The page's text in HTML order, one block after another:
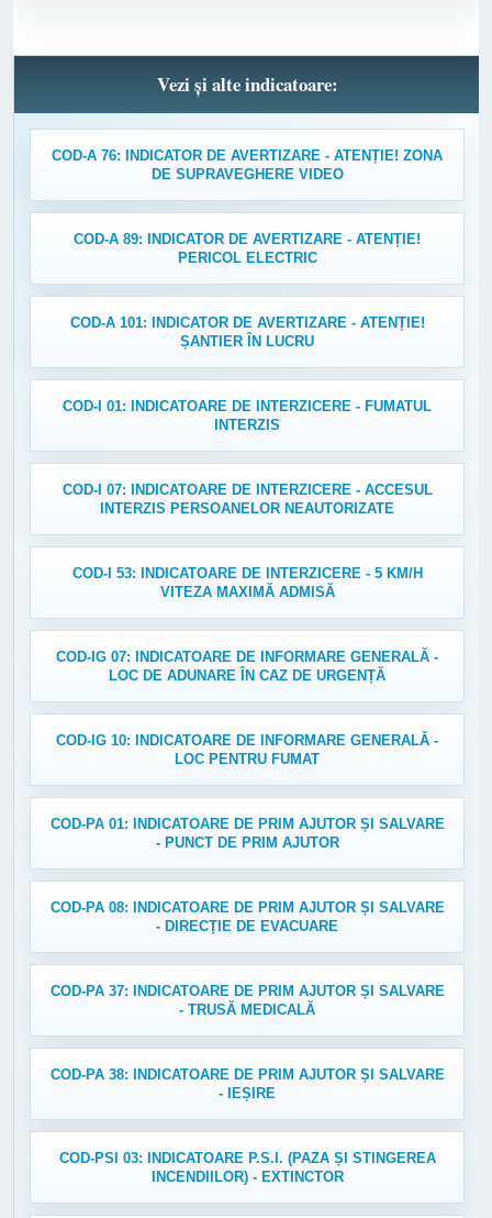
Vezi și alte indicatoare:
COD-A 76: INDICATOR DE AVERTIZARE - ATENȚIE! ZONA
DE SUPRAVEGHERE VIDEO
COD-A 89: INDICATOR DE AVERTIZARE - ATENȚIE!
PERICOL ELECTRIC
COD-A 101: INDICATOR DE AVERTIZARE - ATENȚIE!
ȘANTIER ÎN LUCRU
COD-I 01: INDICATOARE DE INTERZICERE - FUMATUL
INTERZIS
COD-I 07: INDICATOARE DE INTERZICERE - ACCESUL
INTERZIS PERSOANELOR NEAUTORIZATE
COD-I 53: INDICATOARE DE INTERZICERE - 5 KM/H
VITEZA MAXIMĂ ADMISĂ
COD-IG 07: INDICATOARE DE INFORMARE GENERALĂ -
LOC DE ADUNARE ÎN CAZ DE URGENȚĂ
COD-IG 10: INDICATOARE DE INFORMARE GENERALĂ -
LOC PENTRU FUMAT
COD-PA 01: INDICATOARE DE PRIM AJUTOR ȘI SALVARE
- PUNCT DE PRIM AJUTOR
COD-PA 08: INDICATOARE DE PRIM AJUTOR ȘI SALVARE
- DIRECȚIE DE EVACUARE
COD-PA 37: INDICATOARE DE PRIM AJUTOR ȘI SALVARE
- TRUSĂ MEDICALĂ
COD-PA 38: INDICATOARE DE PRIM AJUTOR ȘI SALVARE
- IEȘIRE
COD-PSI 03: INDICATOARE P.S.I. (PAZA ȘI STINGEREA
INCENDIILOR) - EXTINCTOR